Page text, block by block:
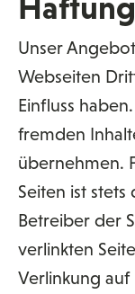
Unser
Webseiten
Einfluss
fremden
übernehmen.
Seiten ist
Betreiber der
verlinkten
Verlinkung